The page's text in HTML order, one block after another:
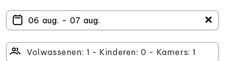
＋